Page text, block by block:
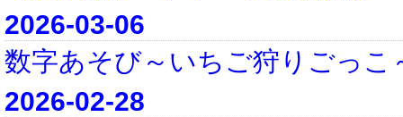
2026-03-06
数字あそび～いちご狩りごっこ
2026-02-28